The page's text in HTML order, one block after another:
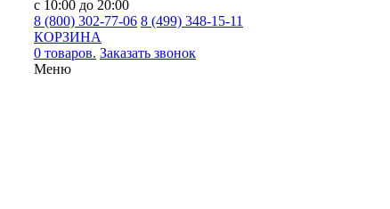
с 10:00 до 20:00
8 (800) 302-77-06 8 (499) 348-15-11
КОРЗИНА
0 товаров. Заказать звонок
Меню